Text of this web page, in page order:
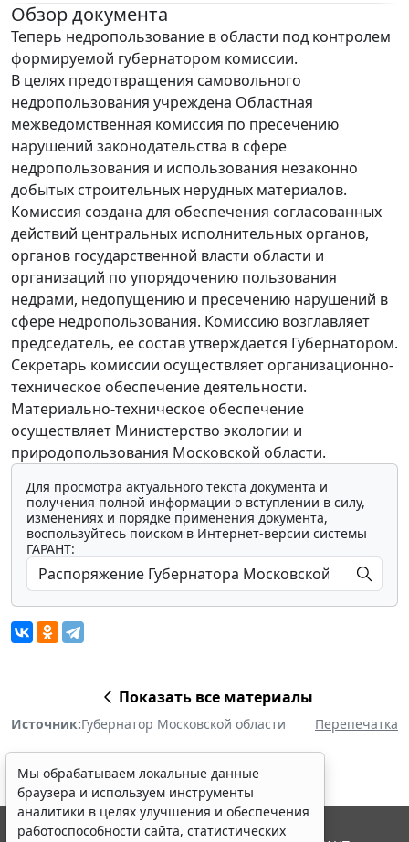
Обзор документа
Теперь недропользование в области под контролем
формируемой губернатором комиссии.
В целях предотвращения самовольного
недропользования учреждена Областная
межведомственная комиссия по пресечению
нарушений законодательства в сфере
недропользования и использования незаконно
добытых строительных нерудных материалов.
Комиссия создана для обеспечения согласованных
действий центральных исполнительных органов,
органов государственной власти области и
организаций по упорядочению пользования
недрами, недопущению и пресечению нарушений в
сфере недропользования. Комиссию возглавляет
председатель, ее состав утверждается Губернатором.
Секретарь комиссии осуществляет организационно-
техническое обеспечение деятельности.
Материально-техническое обеспечение
осуществляет Министерство экологии и
природопользования Московской области.
Для просмотра актуального текста документа и
получения полной информации о вступлении в силу,
изменениях и порядке применения документа,
воспользуйтесь поиском в Интернет-версии системы
ГАРАНТ:
Показать все материалы
Источник:Губернатор Московской области Перепечатка
Мы обрабатываем локальные данные
браузера и используем инструменты
аналитики в целях улучшения и обеспечения
работоспособности сайта, статистических